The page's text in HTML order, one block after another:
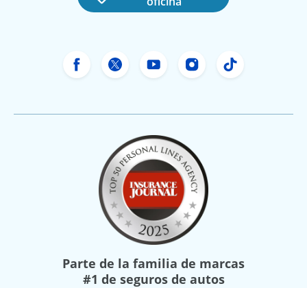
Facebook de Freeway Insurance
X de Freeway Insurance
YouTube de Freeway
Instagram
TikTok
Parte de la familia de marcas
#1 de seguros de autos